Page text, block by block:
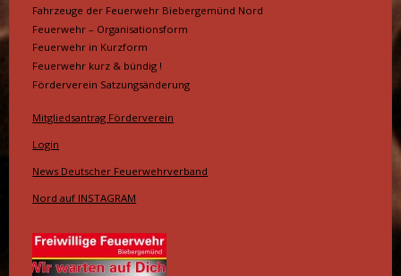
Fahrzeuge der Feuerwehr Biebergemünd Nord
Feuerwehr – Organisationsform
Feuerwehr in Kurzform
Feuerwehr kurz & bündig !
Förderverein Satzungsänderung
Mitgliedsantrag Förderverein
Login
News Deutscher Feuerwehrverband
Nord auf INSTAGRAM